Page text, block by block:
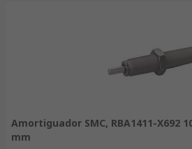
Amortiguador SMC, RBA1411-X692
mm